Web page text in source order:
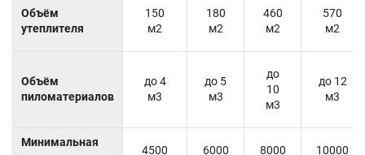
Объём
утеплителя
150
м2
180
м2
460
м2
570
м2
Объём
пиломатериалов
до 4
м3
до 5
м3
до
10
м3
до 12
м3
Минимальная
4500 6000 8000 10000